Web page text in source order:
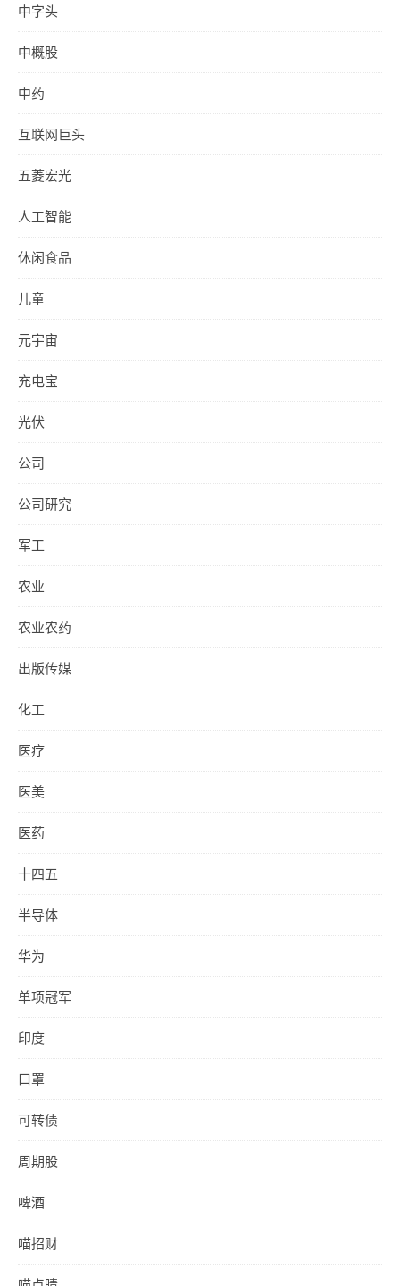
中字头
中概股
中药
互联网巨头
五菱宏光
人工智能
休闲食品
儿童
元宇宙
充电宝
光伏
公司
公司研究
军工
农业
农业农药
出版传媒
化工
医疗
医美
医药
十四五
半导体
华为
单项冠军
印度
口罩
可转债
周期股
啤酒
喵招财